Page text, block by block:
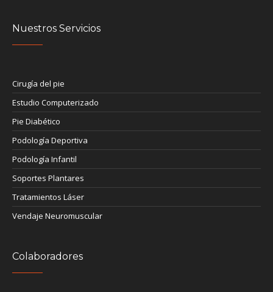
Nuestros Servicios
Cirugía del pie
Estudio Computerizado
Pie Diabético
Podología Deportiva
Podología Infantil
Soportes Plantares
Tratamientos Láser
Vendaje Neuromuscular
Colaboradores